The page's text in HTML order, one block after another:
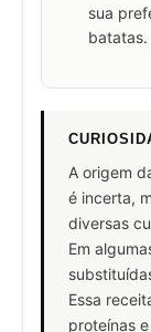
sua
batatas.
A origem
é incerta,
diversas
Em
Essa
proteínas